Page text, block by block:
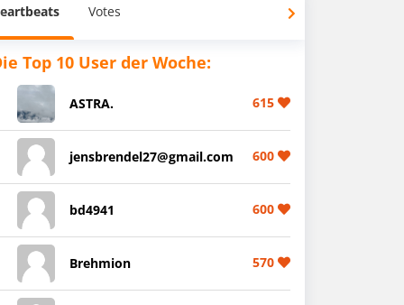
Votes
Top 10 User der Woche:
ASTRA. 615
jensbrendel27@gmail.com 600
bd4941 600
Brehmion 570